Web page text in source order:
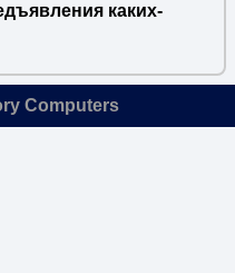
каких-
Computers